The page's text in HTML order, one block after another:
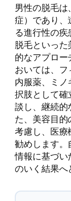
男性の脱毛
症）であり
る進行性の
脱毛といっ
的なアプロー
おいては、
内服薬、ミ
択肢として
談し、継続的
た、美容目
考慮し、医
勧めします
情報に基づい
のいく結果へ